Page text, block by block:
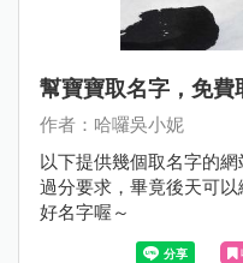
幫寶寶取名字，免
作者：哈囉吳小妮
以下提供幾個取名字的
過分要求，畢竟後天可
好名字喔～